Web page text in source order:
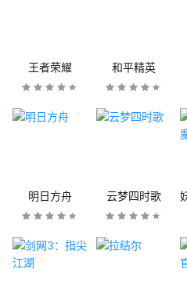
王者荣耀 和平精英
明日方舟 云梦四时歌